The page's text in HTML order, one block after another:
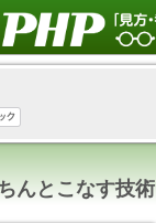
んとこなす技術